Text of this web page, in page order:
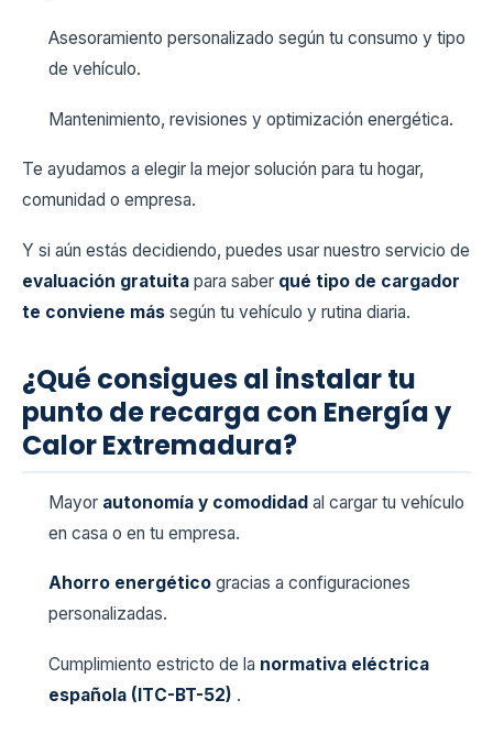
Asesoramiento personalizado según tu consumo y tipo
de vehículo.
Mantenimiento, revisiones y optimización energética.
Te ayudamos a elegir la mejor solución para tu hogar,
comunidad o empresa.
Y si aún estás decidiendo, puedes usar nuestro servicio de
evaluación gratuita para saber qué tipo de cargador
te conviene más según tu vehículo y rutina diaria.
¿Qué consigues al instalar tu
punto de recarga con Energía y
Calor Extremadura?
Mayor autonomía y comodidad al cargar tu vehículo
en casa o en tu empresa.
Ahorro energético gracias a configuraciones
personalizadas.
Cumplimiento estricto de la normativa eléctrica
española (ITC-BT-52) .